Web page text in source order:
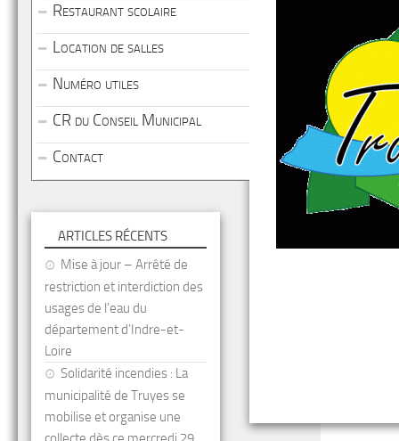
Restaurant scolaire
Location de salles
Numéro utiles
CR du Conseil Municipal
Contact
ARTICLES RÉCENTS
Mise à jour – Arrêté de
restriction et interdiction des
usages de l’eau du
département d’Indre-et-
Loire
Solidarité incendies : La
municipalité de Truyes se
mobilise et organise une